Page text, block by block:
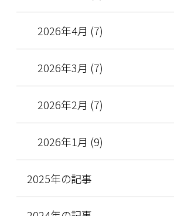
2026年4月 (7)
2026年3月 (7)
2026年2月 (7)
2026年1月 (9)
2025年の記事